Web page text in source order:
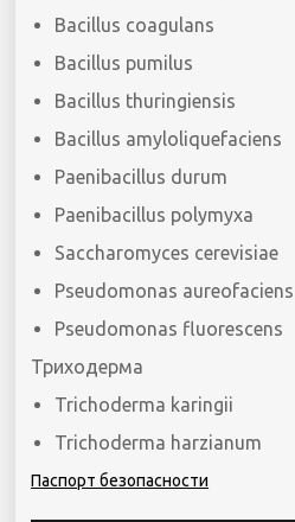
Bacillus coagulans
Bacillus pumilus
Bacillus thuringiensis
Bacillus amyloliquefaciens
Paenibacillus durum
Paenibacillus polymyxa
Saccharomyces cerevisiae
Pseudomonas aureofaciens
Pseudomonas fluorescens
Триходерма
Trichoderma karingii
Trichoderma harzianum
Паспорт безопасности